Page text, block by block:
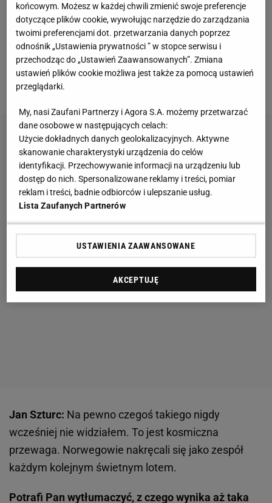
Łukasz Jachimiak: Widział Pan kiedyś konkurs
drużynowy z tak wielką przewagą zwycięzców nad
drugim zespołem, jak sobotnie zawody w
Vikersundzie, w których Norwegowie pokonali
Polaków aż o 265,6 pkt?
Jan Szturc: Na pewno czegoś takiego nigdy
wcześniej nie widziałem. To jest kosmiczna
przewaga. Norwegowie nakręcali się jako zespół
każdym kolejnym świetnym lotem.
Potrafi Pan wytłumaczyć, z czego wynika aż taka
końcowym. Możesz w każdej chwili zmienić swoje preferencje
dotyczące plików cookie, wywołując narzędzie do zarządzania
twoimi preferencjami dot. przetwarzania danych poprzez
odnośnik „Ustawienia prywatności ” w stopce serwisu i
przechodząc do „Ustawień Zaawansowanych”. Zmiana
ustawień plików cookie możliwa jest także za pomocą ustawień
przeglądarki.
My, nasi Zaufani Partnerzy i Agora S.A. możemy przetwarzać
dane osobowe w następujących celach:
Użycie dokładnych danych geolokalizacyjnych. Aktywne
skanowanie charakterystyki urządzenia do celów
identyfikacji. Przechowywanie informacji na urządzeniu lub
dostęp do nich. Spersonalizowane reklamy i treści, pomiar
reklam i treści, badnie odbiorców i ulepszanie usług.
Lista Zaufanych Partnerów
USTAWIENIA ZAAWANSOWANE
AKCEPTUJĘ